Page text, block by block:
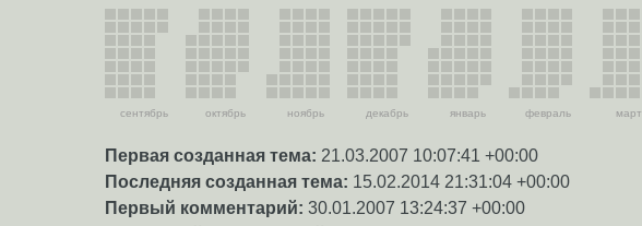
сентябрь октябрь ноябрь декабрь январь февраль март
Первая созданная тема: 21.03.2007 10:07:41 +00:00
Последняя созданная тема: 15.02.2014 21:31:04 +00:00
Первый комментарий: 30.01.2007 13:24:37 +00:00